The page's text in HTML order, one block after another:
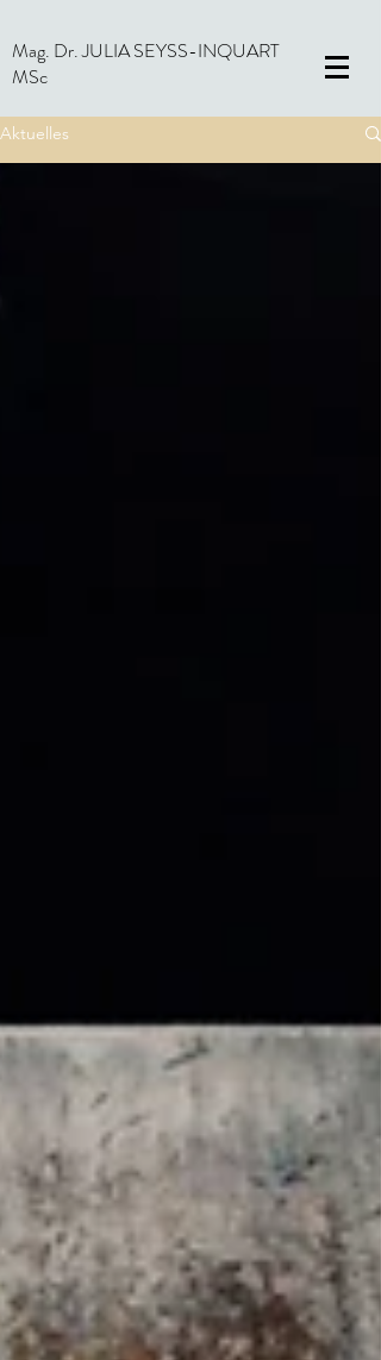
Mag. Dr. JULIA SEYSS-INQUART
MSc
Aktuelles